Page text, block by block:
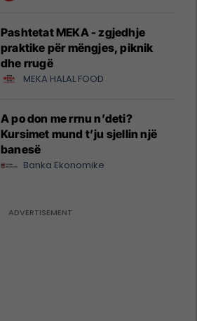
Pashtetat MEKA - zgjedhje
praktike për mëngjes, piknik
dhe rrugë
MEKA HALAL FOOD
A po don me rrnu n’deti?
Kursimet mund t’ju sjellin një
banesë
Banka Ekonomike